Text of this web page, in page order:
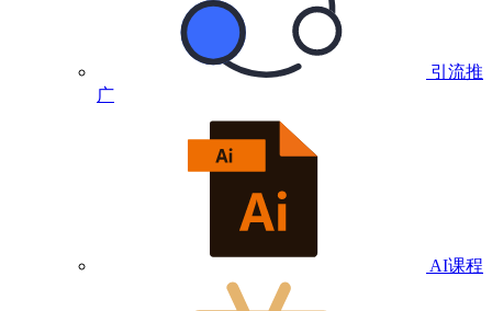
引流推
广
AI课程